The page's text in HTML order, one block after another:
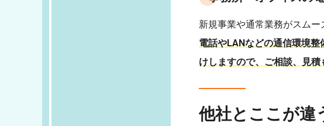
新規事業や通常業務がスムー
電話やLANなどの通信環境
けしますので、ご相談、見積
他社とここが違